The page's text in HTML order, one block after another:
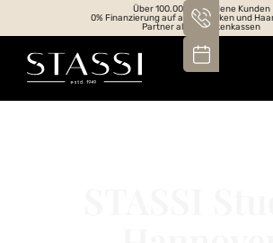
Über 100.000 zufriedene Kunden
0% Finanzierung auf alle Perücken und
Partner aller Krankenkassen